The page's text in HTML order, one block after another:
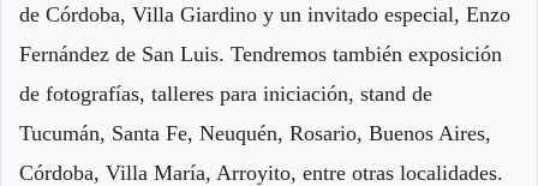
de Córdoba, Villa Giardino y un invitado especial, Enzo
Fernández de San Luis. Tendremos también exposición
de fotografías, talleres para iniciación, stand de
Tucumán, Santa Fe, Neuquén, Rosario, Buenos Aires,
Córdoba, Villa María, Arroyito, entre otras localidades.